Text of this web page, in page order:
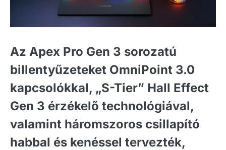
Az Apex Pro Gen 3 sorozatú
billentyűzeteket OmniPoint 3.0
kapcsolókkal, „S-Tier” Hall Effect
Gen 3 érzékelő technológiával,
valamint háromszoros csillapító
habbal és kenéssel tervezték,